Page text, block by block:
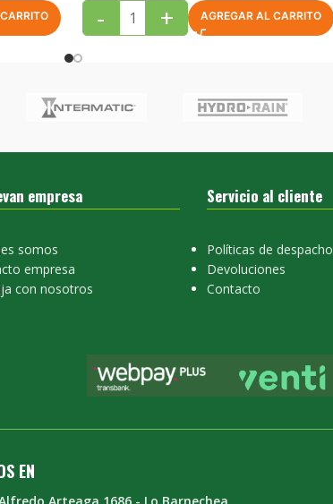
- + AGREGAR AL CARRITO
empresa
somos
empresa
con nosotros
Servicio al cliente
Políticas de despacho
Devoluciones
Contacto
EN